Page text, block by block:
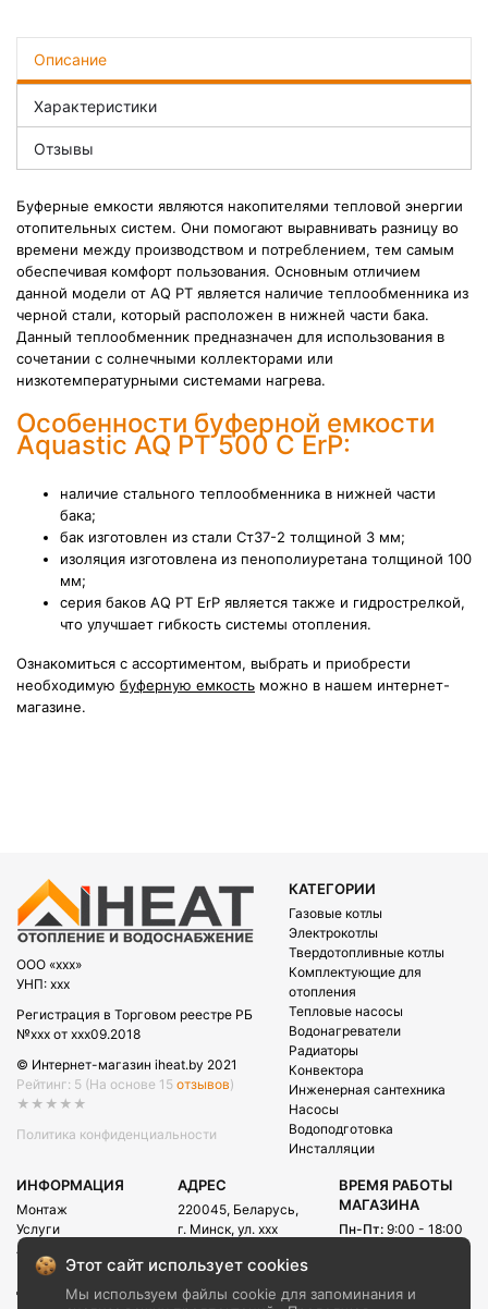
Описание
Характеристики
Отзывы
Буферные емкости являются накопителями тепловой энергии
отопительных систем. Они помогают выравнивать разницу во
времени между производством и потреблением, тем самым
обеспечивая комфорт пользования. Основным отличием
данной модели от AQ PT является наличие теплообменника из
черной стали, который расположен в нижней части бака.
Данный теплообменник предназначен для использования в
сочетании с солнечными коллекторами или
низкотемпературными системами нагрева.
Особенности буферной емкости
Aquastic AQ PT 500 C ErP:
наличие стального теплообменника в нижней части
бака;
бак изготовлен из стали Ст37-2 толщиной 3 мм;
изоляция изготовлена из пенополиуретана толщиной 100
мм;
серия баков AQ PT ErP является также и гидрострелкой,
что улучшает гибкость системы отопления.
Ознакомиться с ассортиментом, выбрать и приобрести
необходимую буферную емкость можно в нашем интернет-
магазине.
OOO «xxx»
УНП: xxx
Регистрация в Торговом реестре РБ
№xxx от xxx09.2018
© Интернет-магазин iheat.by 2021
Рейтинг: 5 (На основе 15 отзывов)
★★★★★
Политика конфиденциальности
КАТЕГОРИИ
Газовые котлы
Электрокотлы
Твердотопливные котлы
Комплектующие для
отопления
Тепловые насосы
Водонагреватели
Радиаторы
Конвектора
Инженерная сантехника
Насосы
Водоподготовка
Инсталляции
ИНФОРМАЦИЯ
Монтаж
Услуги
Акции
Рассрочка
Доставка и оплата
АДРЕС
220045, Беларусь,
г. Минск, ул. xxx
E-mail:
info@iheat.by
ВРЕМЯ РАБОТЫ
МАГАЗИНА
Пн-Пт: 9:00 - 18:00
CALL-ЦЕНТРА
Этот сайт использует cookies
Мы используем файлы cookie для запоминания и